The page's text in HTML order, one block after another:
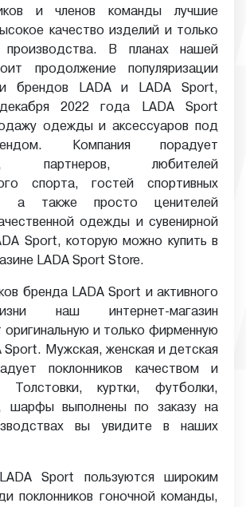
и членов команды лучшие
качество изделий и только
производства. В планах нашей
продолжение популяризации
и брендов LADA и LADA Sport,
2022 года LADA Sport
одежды и аксессуаров под
Компания порадует
партнеров, любителей
спорта, гостей спортивных
а также просто ценителей
одежды и сувенирной
Sport, которую можно купить в
LADA Sport Store.
бренда LADA Sport и активного
наш интернет-магазин
оригинальную и только фирменную
Мужская, женская и детская
поклонников качеством и
Толстовки, куртки, футболки,
шарфы выполнены по заказу на
вы увидите в наших
Sport пользуются широким
поклонников гоночной команды,